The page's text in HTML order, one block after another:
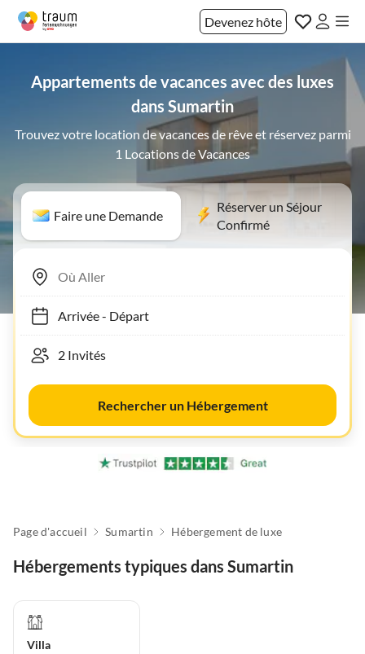
Devenez hôte
Appartements de vacances avec des luxes
dans Sumartin
Trouvez votre location de vacances de rêve et réservez parmi
1 Locations de Vacances
Faire une Demande
Réserver un Séjour
Confirmé
Arrivée- Départ
Rechercher un Hébergement
Page d'accueil Sumartin Hébergement de luxe
Hébergements typiques dans Sumartin
Villa